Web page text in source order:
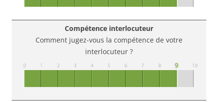
Compétence interlocuteur
Comment jugez-vous la compétence de votre
interlocuteur ?